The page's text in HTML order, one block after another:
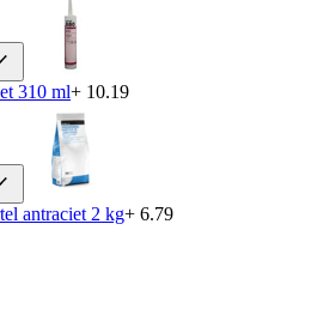
310 ml+ 10.19
antraciet 2 kg+ 6.79